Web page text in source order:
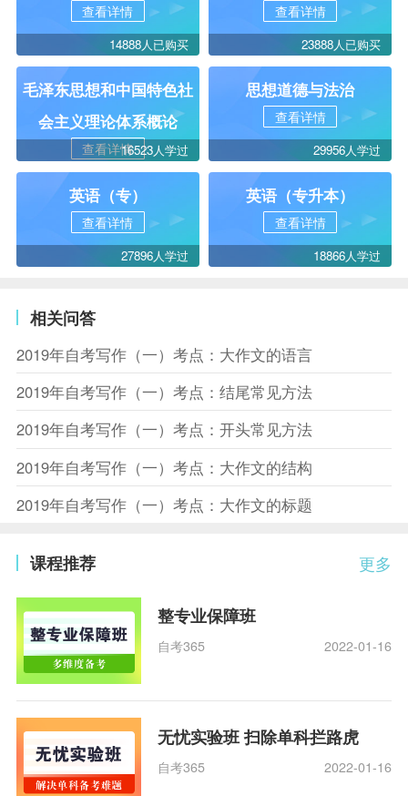
查看详情
14888人已购买
查看详情
23888人已购买
毛泽东思想和中国特色社
会主义理论体系概论
查看详情16523人学过
思想道德与法治
查看详情
29956人学过
英语（专）
查看详情
27896人学过
英语（专升本）
查看详情
18866人学过
相关问答
2019年自考写作（一）考点：大作文的语言
2019年自考写作（一）考点：结尾常见方法
2019年自考写作（一）考点：开头常见方法
2019年自考写作（一）考点：大作文的结构
2019年自考写作（一）考点：大作文的标题
更多
课程推荐
整专业保障班
自考365 2022-01-16
无忧实验班 扫除单科拦路虎
自考365 2022-01-16